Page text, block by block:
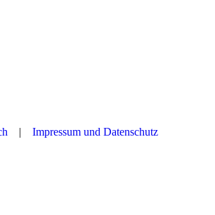
| Impressumund Datenschutz